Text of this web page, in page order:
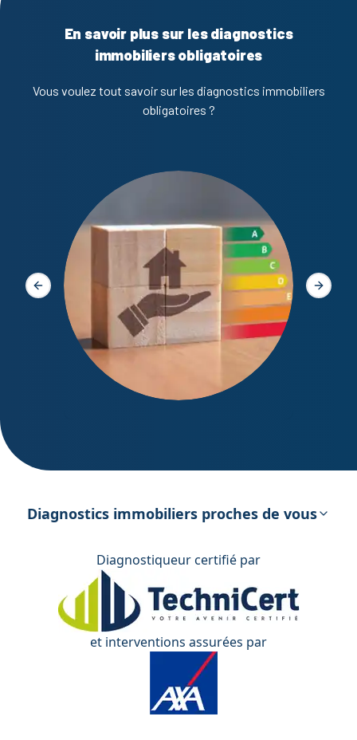
En savoir plus sur les diagnostics
immobiliers obligatoires
Vous voulez tout savoir sur les diagnostics immobiliers
obligatoires ?
énergétique
Slide précédente Slide
Diagnostics immobiliers proches de vous
Diagnostiqueur certifié par
et interventions assurées par